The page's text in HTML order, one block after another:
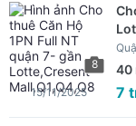
8 40
7
15/11/2025